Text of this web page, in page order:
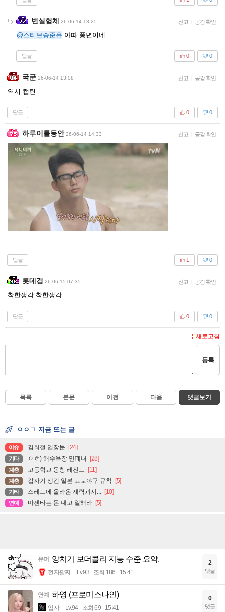
번실험체 26-06-14 13:25 신고 | 공감 확인
@스티브승준유 아따 풍년이네
답글 0
0
국군 26-06-14 13:08 신고 | 공감 확인
역시 캡틴
답글 0
0
하루이틀동안 26-06-14 14:33 신고 | 공감 확인
답글 0
1
롯데검 26-06-15 07:35 신고 | 공감 확인
착한생각 착한생각
답글 0
0
새로고침
등록
목록 본문 이전 다음 댓글보기
ㅇㅇㄱ 지금 뜨는 글
이슈 김희철 입장문 [24]
기타 ㅇㅎ) 해수욕장 민폐녀 [28]
계층 고등학교 동창 레전드 [11]
계층 갑자기 생긴 일본 고교야구 규칙 [5]
기타 스레드에 올라온 재력과시... [10]
연예 마젠타는 돈 내고 일해라 [5]
유머 양치기 보더콜리 지능 수준 요약.
전자팔찌 Lv.93 조회 186 15:41
2
댓글
연예 하영 (프로미스나인)
입사 Lv.94 조회 69 15:41
0
댓글